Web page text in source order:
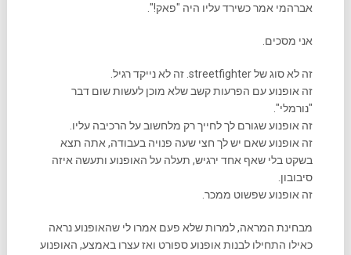
אברהמי אמר כשירד עליו היה "פאק!".
אני מסכים.
זה לא סוג של streetfighter. זה לא נייקד רגיל.
זה אופנוע עם הפרעות קשב שלא מוכן לעשות שום דבר
"נורמלי".
זה אופנוע שגורם לך לחייך רק מלחשוב על הרכיבה עליו.
זה אופנוע שאם יש לך חצי שעה פנויה בעבודה, אתה תצא
בשקט בלי שאף אחד ירגיש, תעלה על האופנוע ותעשה איזה
סיבובון.
זה אופנוע שפשוט ממכר.
מבחינת המראה, למרות שלא פעם אמרו לי שהאופנוע נראה
כאילו התחילו לבנות אופנוע ספורט ואז עצרו באמצע, האופנוע